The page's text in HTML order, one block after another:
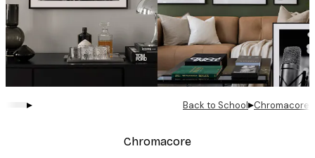
▸ Back to School▸Chromacore
Chromacore